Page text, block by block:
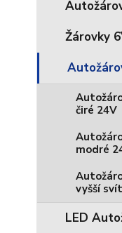
Žárovky
čiré 24V
modré
vyšší
LED